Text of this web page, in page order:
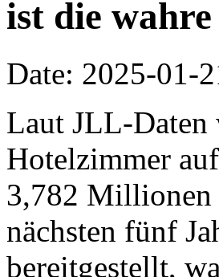
ist die
Date: 2025-01-
Laut JLL-Daten
Hotelzimmer
3,782 Millionen
nächsten fünf
bereitgestellt,